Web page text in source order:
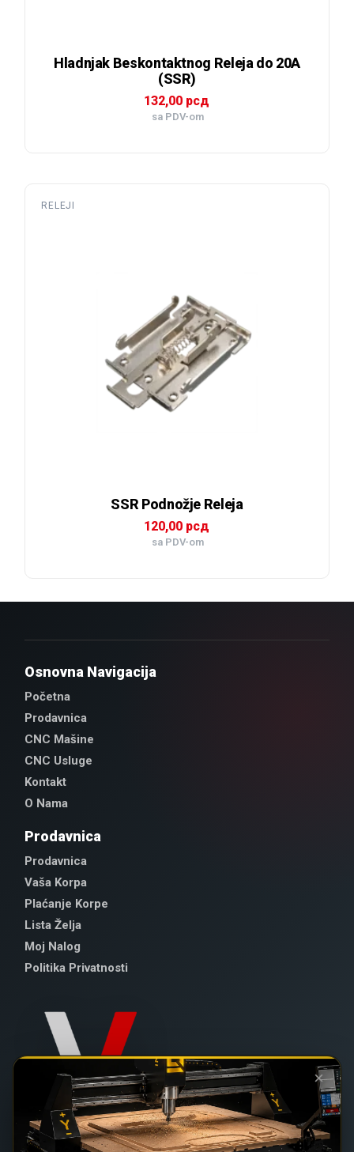
Hladnjak Beskontaktnog Releja do 20A
(SSR)
132,00 рсд
sa PDV-om
RELEJI
SSR Podnožje Releja
120,00 рсд
sa PDV-om
Osnovna Navigacija
Početna
Prodavnica
CNC Mašine
CNC Usluge
Kontakt
O Nama
Prodavnica
Prodavnica
Vaša Korpa
Plaćanje Korpe
Lista Želja
Moj Nalog
Politika Privatnosti
×